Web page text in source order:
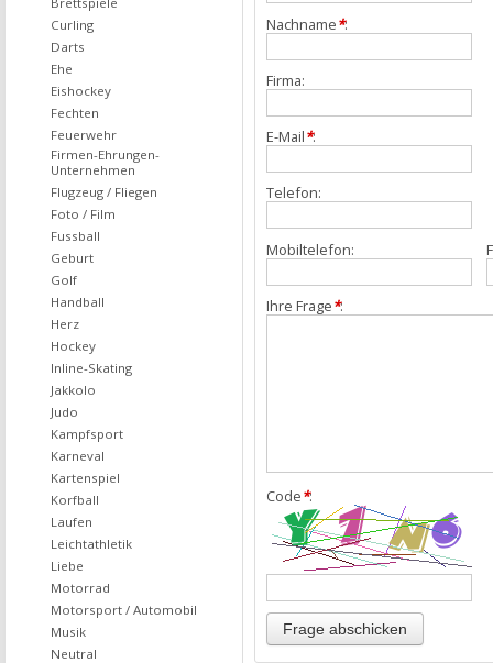
Nachname*:
Firma:
E-Mail*:
Telefon:
Mobiltelefon:
Ihre Frage*:
Code*:
Curling
Darts
Ehe
Eishockey
Fechten
Feuerwehr
Firmen-Ehrungen-
Unternehmen
Flugzeug / Fliegen
Foto / Film
Fussball
Geburt
Golf
Handball
Herz
Hockey
Inline-Skating
Jakkolo
Judo
Kampfsport
Karneval
Kartenspiel
Korfball
Laufen
Leichtathletik
Liebe
Motorrad
Motorsport / Automobil
Musik
Neutral